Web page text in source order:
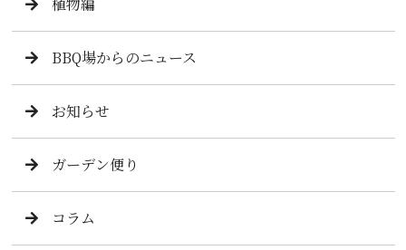
BBQ場からのニュース
お知らせ
ガーデン便り
コラム